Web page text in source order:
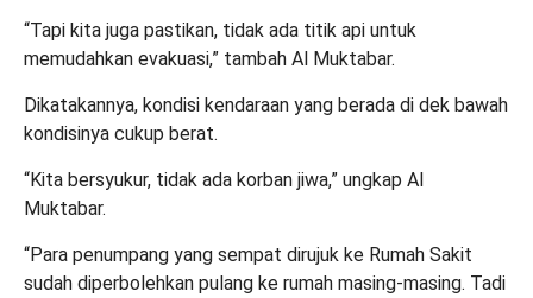
“Tapi kita juga pastikan, tidak ada titik api untuk
memudahkan evakuasi,” tambah Al Muktabar.
Dikatakannya, kondisi kendaraan yang berada di dek bawah
kondisinya cukup berat.
“Kita bersyukur, tidak ada korban jiwa,” ungkap Al
Muktabar.
“Para penumpang yang sempat dirujuk ke Rumah Sakit
sudah diperbolehkan pulang ke rumah masing-masing. Tadi